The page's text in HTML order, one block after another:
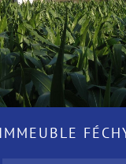
IMMEUBLE